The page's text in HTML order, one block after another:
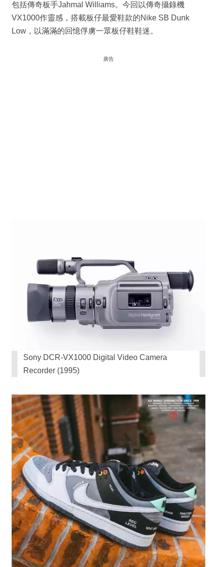
包括傳奇板手Jahmal Williams。今回以傳奇攝錄機
VX1000作靈感，搭載板仔最愛鞋款的Nike SB Dunk
Low，以滿滿的回憶俘虜一眾板仔鞋鞋迷。
廣告
Sony DCR-VX1000 Digital Video Camera
Recorder (1995)